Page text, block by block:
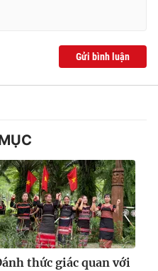
Gửi bình luận
thức giác quan với